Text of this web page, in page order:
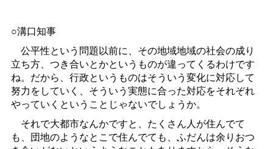
○溝口知事
公平性という問題以前に、その地域地域の社会の成り
立ち方、つき合いとかというものが違ってくるわけです
ね。だから、行政というものはそういう変化に対応して
努力をしていく、そういう実態に合った対応をそれぞれ
やっていくということじゃないでしょうか。
それで大都市なんかですと、たくさん人が住んでて
も、団地のようなとこで住んでても、ふだんは余りおつ